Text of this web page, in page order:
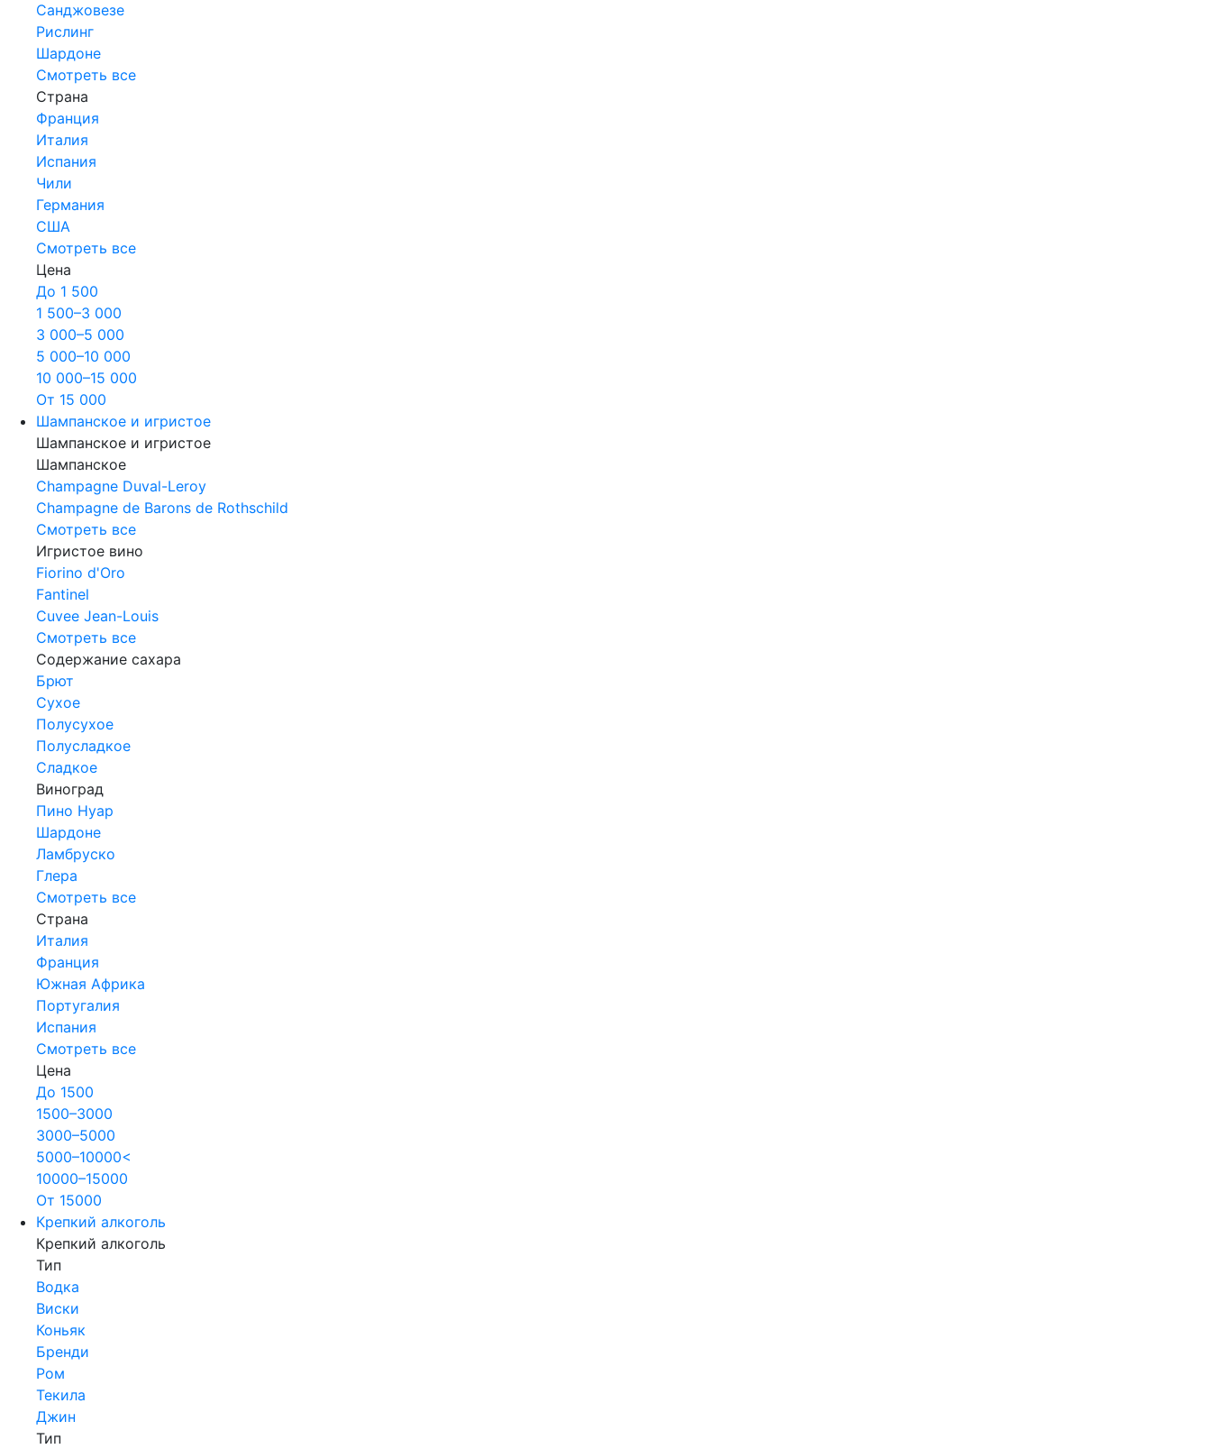
Санджовезе
Рислинг
Шардоне
Смотреть все
Страна
Франция
Италия
Испания
Чили
Германия
США
Смотреть все
Цена
До 1 500
1 500–3 000
3 000–5 000
5 000–10 000
10 000–15 000
От 15 000
Шампанское и игристое
Шампанское и игристое
Шампанское
Champagne Duval-Leroy
Champagne de Barons de Rothschild
Смотреть все
Игристое вино
Fiorino d'Oro
Fantinel
Cuvee Jean-Louis
Смотреть все
Содержание сахара
Брют
Сухое
Полусухое
Полусладкое
Сладкое
Виноград
Пино Нуар
Шардоне
Ламбруско
Глера
Смотреть все
Страна
Италия
Франция
Южная Африка
Португалия
Испания
Смотреть все
Цена
До 1500
1500–3000
3000–5000
5000–10000<
10000–15000
От 15000
Крепкий алкоголь
Крепкий алкоголь
Тип
Водка
Виски
Коньяк
Бренди
Ром
Текила
Джин
Тип